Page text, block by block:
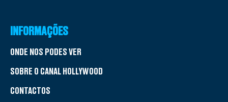
INFORMAÇÕES
ONDE NOS PODES VER
SOBRE O CANAL HOLLYWOOD
CONTACTOS